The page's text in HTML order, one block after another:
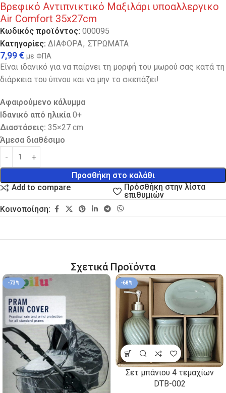
Βρεφικό Αντιπνικτικό Μαξιλάρι υποαλλεργικο
Air Comfort 35x27cm
Κωδικός προϊόντος: 000095
Κατηγορίες: ΔΙΑΦΟΡΑ, ΣΤΡΩΜΑΤΑ
7,99€ με ΦΠΑ
Είναι ιδανικό για να παίρνει τη μορφή του μωρού σας κατά τη
διάρκεια του ύπνου και να μην το σκεπάζει!
Αφαιρούμενο κάλυμμα
Ιδανικό από ηλικία 0+
Διαστάσεις: 35×27 cm
Άμεσα διαθέσιμο
Προσθήκη στο καλάθι
Add to compare
Πρόσθήκη στην λίστα
επιθυμιών
Κοινοποίηση:
Σχετικά Προϊόντα
-73% -68%
Σετ μπάνιου 4 τεμαχίων
DTB-002